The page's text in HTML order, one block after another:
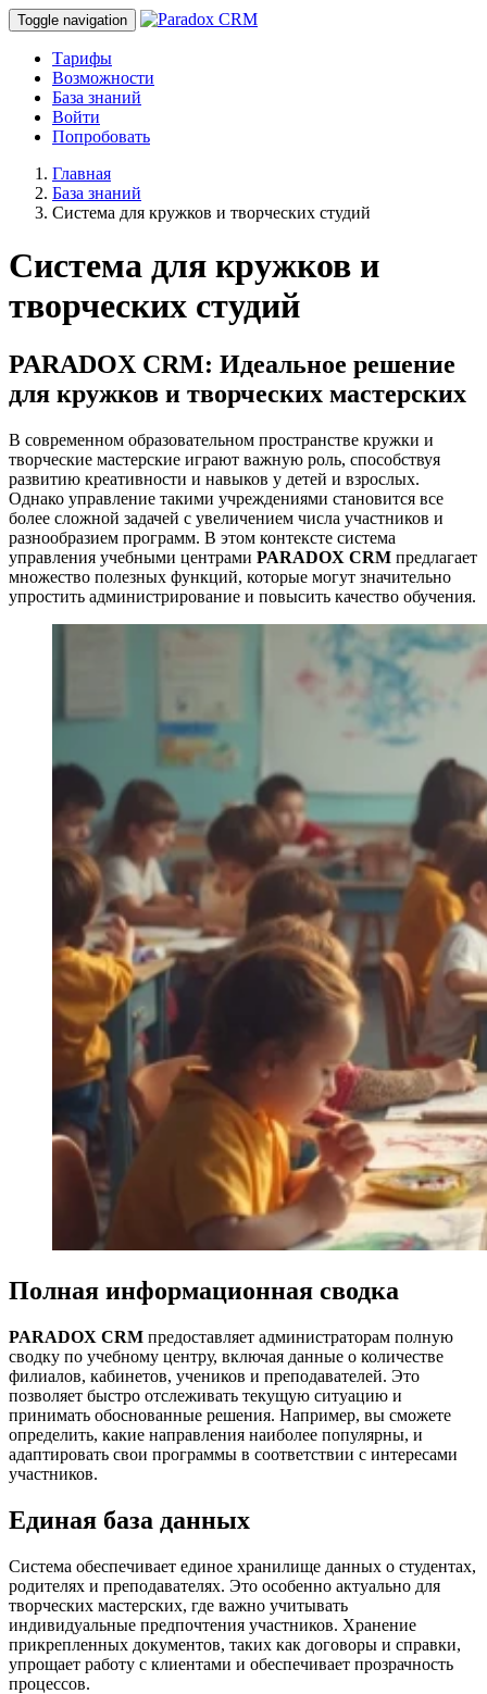
Toggle navigation
Тарифы
Возможности
База знаний
Войти
Попробовать
Главная
База знаний
Система для кружков и творческих студий
Система для кружков и
творческих студий
PARADOX CRM: Идеальное решение
для кружков и творческих мастерских
В современном образовательном пространстве кружки и
творческие мастерские играют важную роль, способствуя
развитию креативности и навыков у детей и взрослых.
Однако управление такими учреждениями становится все
более сложной задачей с увеличением числа участников и
разнообразием программ. В этом контексте система
управления учебными центрами PARADOX CRM предлагает
множество полезных функций, которые могут значительно
упростить администрирование и повысить качество обучения.
Полная информационная сводка
PARADOX CRM предоставляет администраторам полную
сводку по учебному центру, включая данные о количестве
филиалов, кабинетов, учеников и преподавателей. Это
позволяет быстро отслеживать текущую ситуацию и
принимать обоснованные решения. Например, вы сможете
определить, какие направления наиболее популярны, и
адаптировать свои программы в соответствии с интересами
участников.
Единая база данных
Система обеспечивает единое хранилище данных о студентах,
родителях и преподавателях. Это особенно актуально для
творческих мастерских, где важно учитывать
индивидуальные предпочтения участников. Хранение
прикрепленных документов, таких как договоры и справки,
упрощает работу с клиентами и обеспечивает прозрачность
процессов.